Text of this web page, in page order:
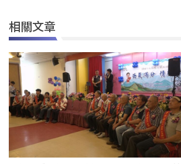
相關文章